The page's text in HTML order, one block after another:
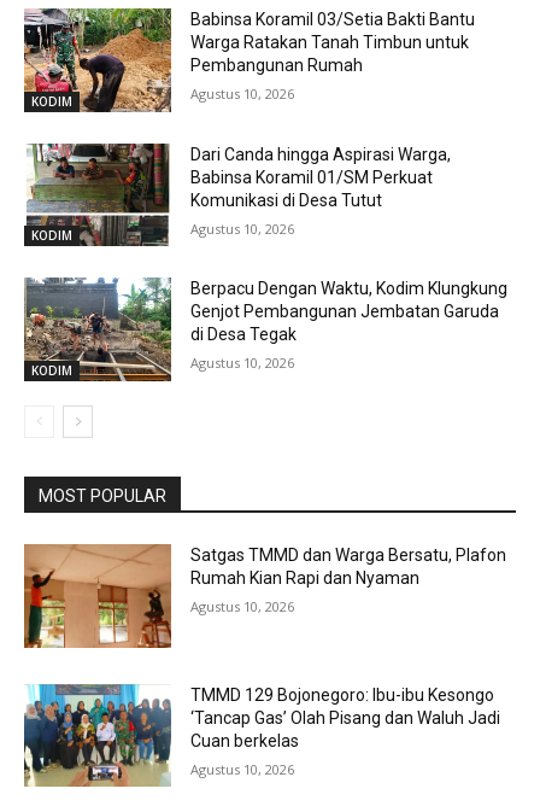
KODIM
Babinsa Koramil 03/Setia Bakti Bantu
Warga Ratakan Tanah Timbun untuk
Pembangunan Rumah
Agustus 10, 2026
KODIM
Dari Canda hingga Aspirasi Warga,
Babinsa Koramil 01/SM Perkuat
Komunikasi di Desa Tutut
Agustus 10, 2026
KODIM
Berpacu Dengan Waktu, Kodim Klungkung
Genjot Pembangunan Jembatan Garuda
di Desa Tegak
Agustus 10, 2026
MOST POPULAR
Satgas TMMD dan Warga Bersatu, Plafon
Rumah Kian Rapi dan Nyaman
Agustus 10, 2026
TMMD 129 Bojonegoro: Ibu-ibu Kesongo
‘Tancap Gas’ Olah Pisang dan Waluh Jadi
Cuan berkelas
Agustus 10, 2026